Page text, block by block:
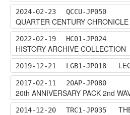
2024-02-23 QCCU-JP050
QUARTER CENTURY
2022-02-19 HC01-JP024
HISTORY ARCHIVE COLLECTION
2019-12-21 LGB1-JP018
2017-02-11 20AP-JP080
20th ANNIVERSARY PACK 2nd
2014-12-20 TRC1-JP035